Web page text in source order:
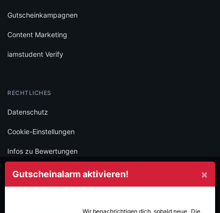
×
Gutscheinalarm aktivieren!
Wir benachrichtigen dich, sobald neue „Die
Gutscheinkampagnen
Content Marketing
iamstudent Verify
RECHTLICHES
Datenschutz
Cookie-Einstellungen
Infos zu Bewertungen
AGB